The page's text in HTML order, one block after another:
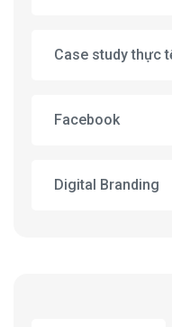
Case study thực
Facebook
Digital Branding